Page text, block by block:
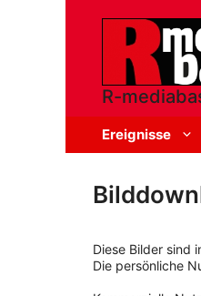
R-
Ereignisse
Diese Bilder sind
Die persönliche